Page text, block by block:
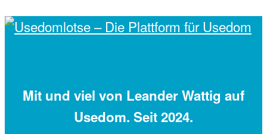
Mit und viel von Leander Wattig auf
Usedom. Seit 2024.